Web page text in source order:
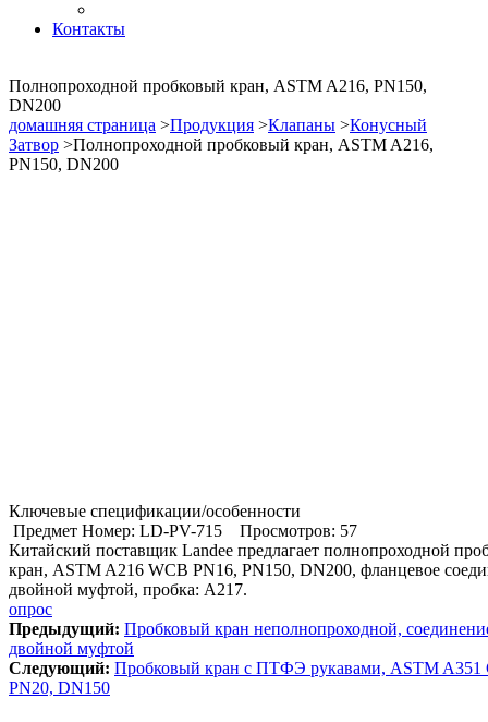
Контакты
Полнопроходной пробковый кран, ASTM A216, PN150,
DN200
домашняя страница >Продукция >Клапаны >Конусный
Затвор >Полнопроходной пробковый кран, ASTM A216,
PN150, DN200
Ключевые спецификации/особенности
Предмет Номер: LD-PV-715
Просмотров: 57
Китайский поставщик Landee предлагает полнопроходной
кран, ASTM A216 WCB PN16, PN150, DN200, фланцевое
двойной муфтой, пробка: A217.
опрос
Предыдущий: Пробковый кран неполнопроходной,
двойной муфтой
Cледующий: Пробковый кран с ПТФЭ рукавами, ASTM A351
PN20, DN150